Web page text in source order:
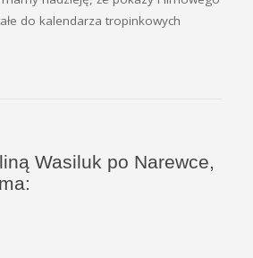
do kalendarza tropinkowych
Wasiluk po Narewce,